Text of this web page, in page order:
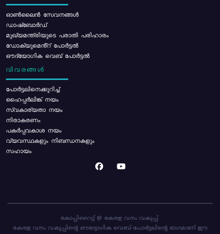
ഓൺലൈൻ സേവനങ്ങൾ
ഡാഷ്ബോർഡ്
മുഖ്യമന്ത്രിയുടെ പരാതി പരിഹാരം
ഡോക്യുമെൻ്റ് പോർട്ടൽ
ഔദ്യോഗിക വെബ് പോർട്ടൽ
വിവരങ്ങൾ
പോര്‍ട്ടലിനെക്കുറിച്ച്
ഹൈപ്പർലിങ്ക് നയം
സ്വകാര്യതാ നയം
നിരാകരണം
പകർപ്പവകാശ നയം
വ്യവസ്ഥകളും നിബന്ധനകളും
സഹായം
കോപ്പിറൈറ്റ് @ കേരള വനം വകുപ്പ്.
കേരള വനം വകുപ്പിന്റെ ഔദ്യോഗിക വെബ്-പോർട്ടലിന്റെ ഭാഗമാണ് ഈ